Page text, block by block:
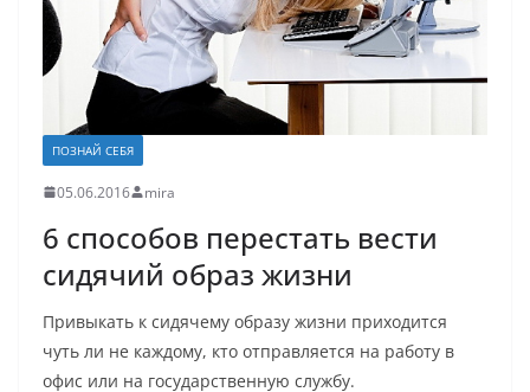
ПОЗНАЙ СЕБЯ
05.06.2016 mira
6 способов перестать вести
сидячий образ жизни
Привыкать к сидячему образу жизни приходится
чуть ли не каждому, кто отправляется на работу в
офис или на государственную службу.